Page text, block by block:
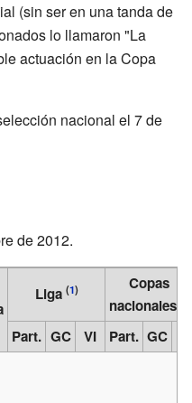
(sin ser en una tanda de
lo llamaron "La
actuación en la Copa
nacional el 7 de
de 2012.
Liga (1)
Copas
nacionales
Part. GC VI Part. GC